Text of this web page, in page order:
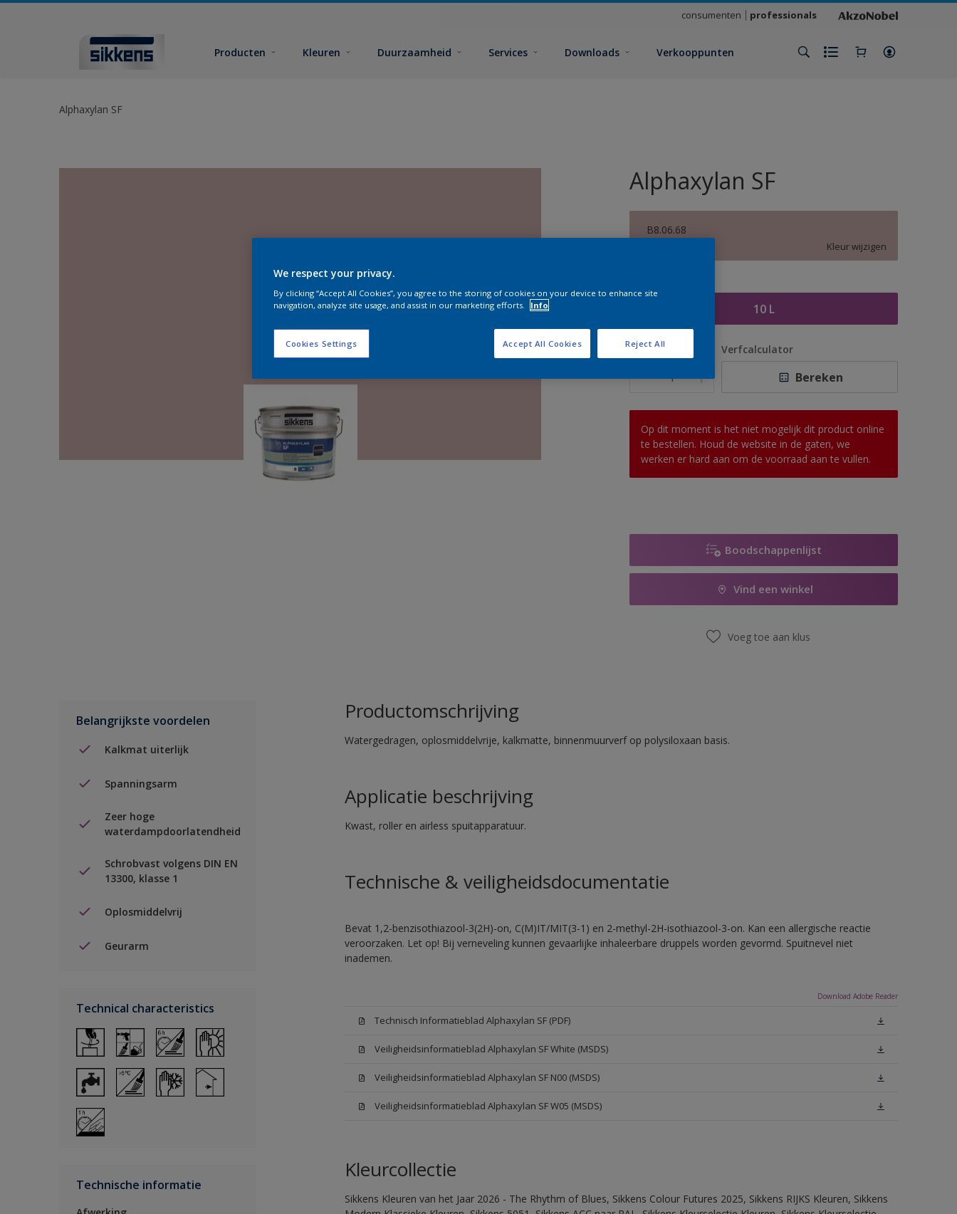
consumenten professionals
Producten Kleuren Duurzaamheid Services Downloads Verkooppunten
Alphaxylan SF
Alphaxylan SF
B8.06.68
Kleur wijzigen
10 L
Aantal Verfcalculator
Bereken
Op dit moment is het niet mogelijk dit product online
te bestellen. Houd de website in de gaten, we
werken er hard aan om de voorraad aan te vullen.
Boodschappenlijst
Vind een winkel
Voeg toe aan klus
Belangrijkste voordelen
Kalkmat uiterlijk
Spanningsarm
Zeer hoge
waterdampdoorlatendheid
Schrobvast volgens DIN EN
13300, klasse 1
Oplosmiddelvrij
Geurarm
Technical characteristics
Technische informatie
Productomschrijving
Watergedragen, oplosmiddelvrije, kalkmatte, binnenmuurverf op polysiloxaan basis.
Applicatie beschrijving
Kwast, roller en airless spuitapparatuur.
Technische & veiligheidsdocumentatie
Bevat 1,2-benzisothiazool-3(2H)-on, C(M)IT/MIT(3-1) en 2-methyl-2H-isothiazool-3-on. Kan een allergische reactie
veroorzaken. Let op! Bij verneveling kunnen gevaarlijke inhaleerbare druppels worden gevormd. Spuitnevel niet
inademen.
Download Adobe Reader
Technisch Informatieblad Alphaxylan SF (PDF)
Veiligheidsinformatieblad Alphaxylan SF White (MSDS)
Veiligheidsinformatieblad Alphaxylan SF N00 (MSDS)
Veiligheidsinformatieblad Alphaxylan SF W05 (MSDS)
Kleurcollectie
Sikkens Kleuren van het Jaar 2026 - The Rhythm of Blues, Sikkens Colour Futures 2025, Sikkens RIJKS Kleuren, Sikkens
We respect your privacy.
By clicking “Accept All Cookies”, you agree to the storing of cookies on your device to enhance site
navigation, analyze site usage, and assist in our marketing efforts.
Info
Cookies Settings Reject All
Accept All Cookies